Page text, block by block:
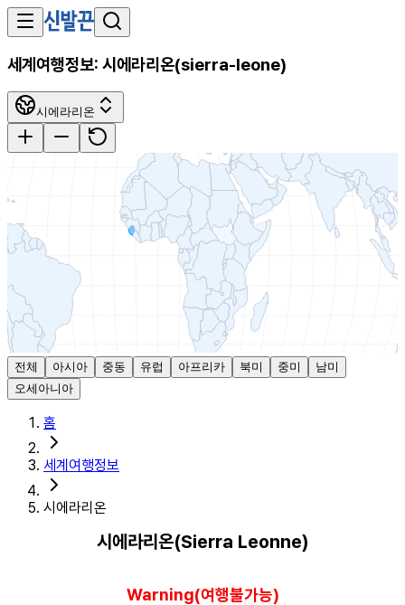
세계여행정보: 시에라리온(sierra-leone)
시에라리온
전체 아시아 중동 유럽 아프리카 북미 중미
남미
오세아니아
홈
세계여행정보
시에라리온
시에라리온(Sierra Leonne)
Warning(여행불가능)